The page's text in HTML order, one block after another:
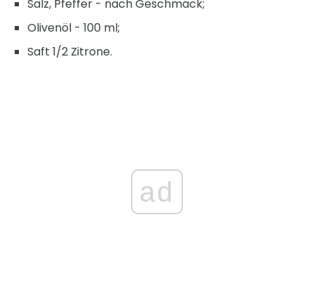
Salz, Pfeffer - nach Geschmack;
Olivenöl - 100 ml;
Saft 1/2 Zitrone.
ad